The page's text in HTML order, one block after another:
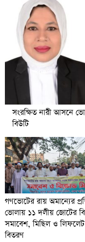
সংরক্ষিত নারী আসনে
বিউটি
গণভোটের রায় অমান্যের
ভোলায় ১১ দলীয় জোটের
সমাবেশ, মিছিল ও লিফলেট
বিতরণ